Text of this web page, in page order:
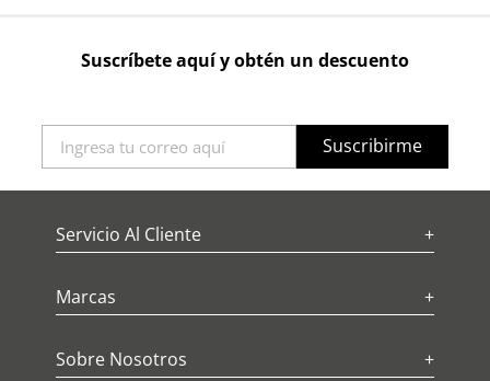
Suscríbete aquí y obtén un descuento
Suscribirme
Servicio Al Cliente +
Marcas +
Sobre Nosotros +